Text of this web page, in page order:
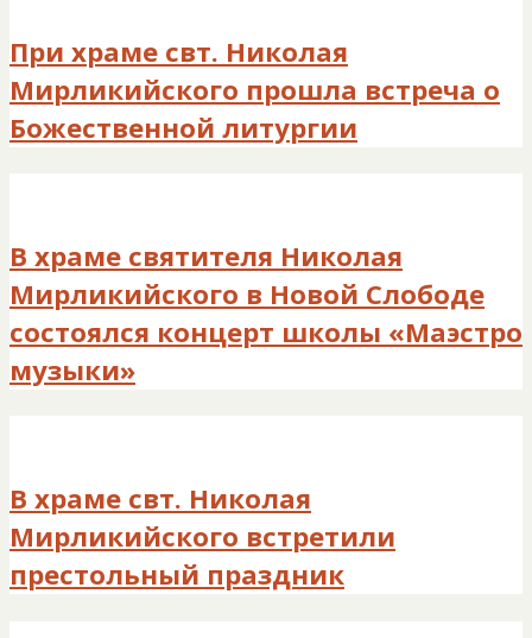
При храме свт. Николая
Мирликийского прошла встреча о
Божественной литургии
В храме святителя Николая
Мирликийского в Новой Слободе
состоялся концерт школы «Маэстро
музыки»
В храме свт. Николая
Мирликийского встретили
престольный праздник